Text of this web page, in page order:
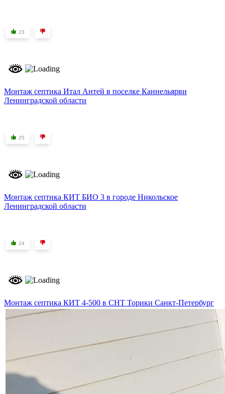
23
Монтаж септика Итал Антей в поселке Каннельярви
Ленинградской области
25
Монтаж септика КИТ БИО 3 в городе Никольское
Ленинградской области
24
Монтаж септика КИТ 4-500 в СНТ Торики Санкт-Петербург